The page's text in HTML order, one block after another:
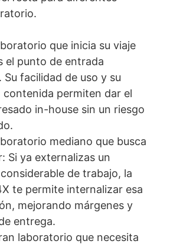
que inicia su viaje
el punto de entrada
facilidad de uso y su
contenida permiten dar el
in-house sin un riesgo
mediano que busca
Si ya externalizas un
de trabajo, la
te permite internalizar esa
mejorando márgenes y
entrega.
laboratorio que necesita